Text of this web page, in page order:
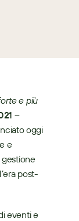
e più
CUPERTINO, California – 26 ottobre 2021 –
oggi
e
post-
eventi e